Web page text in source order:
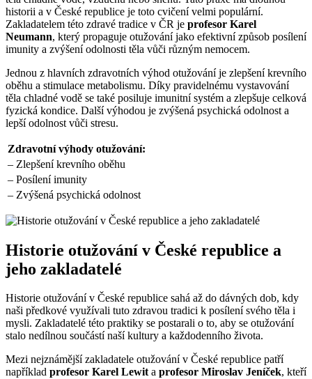
historii a v České republice je toto cvičení velmi populární.
Zakladatelem této zdravé tradice v ČR je profesor Karel
Neumann, který propaguje otužování jako efektivní způsob posílení
imunity a zvýšení odolnosti těla vůči různým nemocem.
Jednou z hlavních zdravotních výhod otužování je zlepšení krevního
oběhu a stimulace metabolismu. Díky pravidelnému vystavování
těla chladné vodě se také posiluje imunitní systém a zlepšuje celková
fyzická kondice. Další výhodou je zvýšená psychická odolnost a
lepší odolnost vůči stresu.
Zdravotní výhody otužování:
– Zlepšení krevního oběhu
– Posílení imunity
– Zvýšená psychická odolnost
Historie otužování v České republice a
jeho zakladatelé
Historie otužování v České republice sahá až do dávných dob, kdy
naši předkové využívali tuto zdravou tradici k posílení svého těla i
mysli. Zakladatelé této praktiky se postarali o to, aby se otužování
stalo nedílnou součástí naší kultury a každodenního života.
Mezi nejznámější zakladatele otužování v České republice patří
například profesor Karel Lewita profesor Miroslav Jeníček, kteří